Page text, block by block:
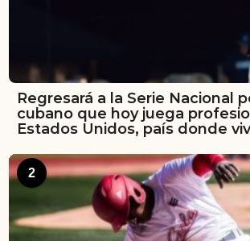
Regresará a la Serie Nacional
cubano que hoy juega
Estados Unidos, país donde
2